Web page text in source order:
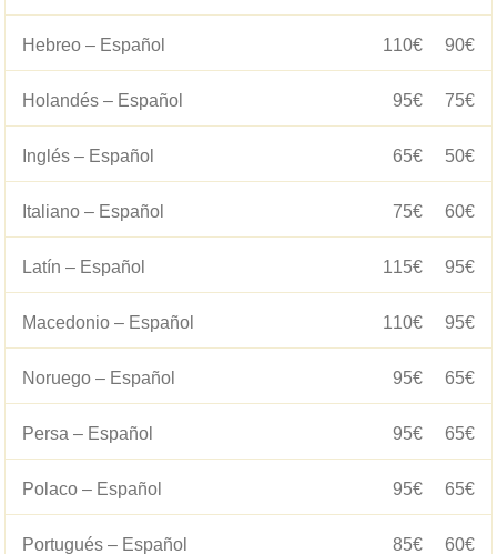
Hebreo – Español 90€
110€
Holandés – Español 75€
95€
Inglés – Español 50€
65€
Italiano – Español 60€
75€
Latín – Español 95€
115€
Macedonio – Español 95€
110€
Noruego – Español 65€
95€
Persa – Español 65€
95€
Polaco – Español 65€
95€
Portugués – Español 60€
85€